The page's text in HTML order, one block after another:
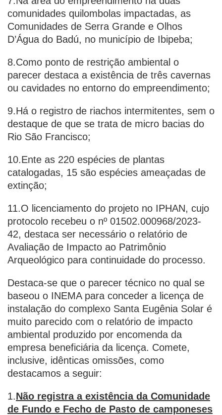
comunidades quilombolas impactadas, as
Comunidades de Serra Grande e Olhos
D’Água do Badú, no município de Ibipeba;
8.Como ponto de restrição ambiental o
parecer destaca a existência de três cavernas
ou cavidades no entorno do empreendimento;
9.Há o registro de riachos intermitentes, sem o
destaque de que se trata de micro bacias do
Rio São Francisco;
10.Ente as 220 espécies de plantas
catalogadas, 15 são espécies ameaçadas de
extinção;
11.O licenciamento do projeto no IPHAN, cujo
protocolo recebeu o nº 01502.000968/2023-
42, destaca ser necessário o relatório de
Avaliação de Impacto ao Patrimônio
Arqueológico para continuidade do processo.
Destaca-se que o parecer técnico no qual se
baseou o INEMA para conceder a licença de
instalação do complexo Santa Eugênia Solar é
muito parecido com o relatório de impacto
ambiental produzido por encomenda da
empresa beneficiária da licença. Comete,
inclusive, idênticas omissões, como
destacamos a seguir:
1.Não registra a existência da Comunidade
de Fundo e Fecho de Pasto de camponeses